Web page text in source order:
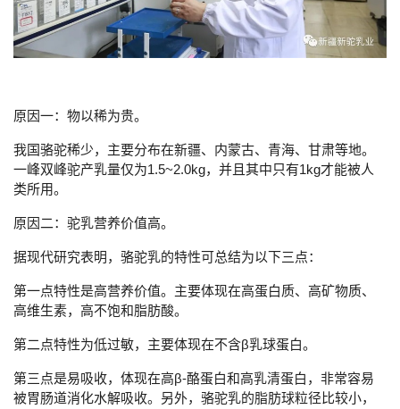
原因一：物以稀为贵。
我国骆驼稀少，主要分布在新疆、内蒙古、青海、甘肃等地。
一峰双峰驼产乳量仅为1.5~2.0kg，并且其中只有1kg才能被人
类所用。
原因二：驼乳营养价值高。
据现代研究表明，骆驼乳的特性可总结为以下三点：
第一点特性是高营养价值。主要体现在高蛋白质、高矿物质、
高维生素，高不饱和脂肪酸。
第二点特性为低过敏，主要体现在不含β乳球蛋白。
第三点是易吸收，体现在高β-酪蛋白和高乳清蛋白，非常容易
被胃肠道消化水解吸收。另外，骆驼乳的脂肪球粒径比较小，